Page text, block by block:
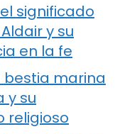
significado
y su
en la fe
bestia marina
y su
religioso